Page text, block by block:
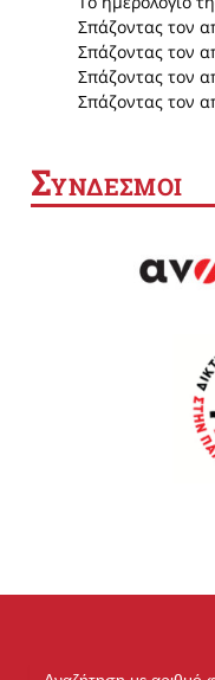
Σπάζοντας τον
Σπάζοντας τον
Σπάζοντας τον
Σπάζοντας τον
ΣΥΝΔΕΣΜΟΙ